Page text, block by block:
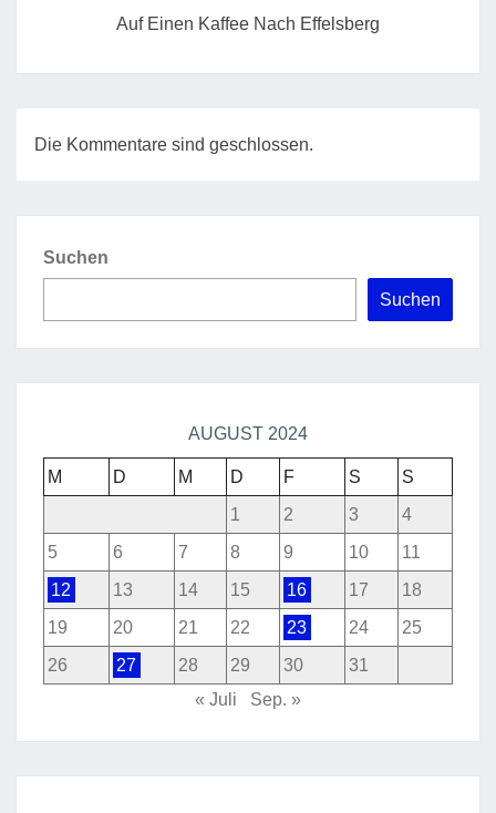
Auf Einen Kaffee Nach Effelsberg
Die Kommentare sind geschlossen.
Suchen
Suchen
AUGUST 2024
M D M D F S
S
1
2 3
4
5
6 7 8 9 10
11
12
13 14 15 16 17
18
19
20 21 22 23 24
25
26
27 28 29 30
31
« Juli
Sep. »